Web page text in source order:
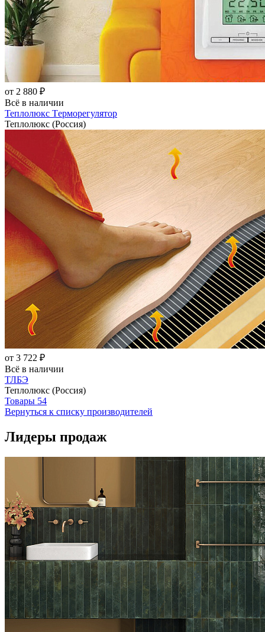
от 2 880 ₽
Всё в наличии
Теплолюкс Tерморегулятор
Теплолюкс (Россия)
от 3 722 ₽
Всё в наличии
ТЛБЭ
Теплолюкс (Россия)
Товары 54
Вернуться к списку производителей
Лидеры продаж